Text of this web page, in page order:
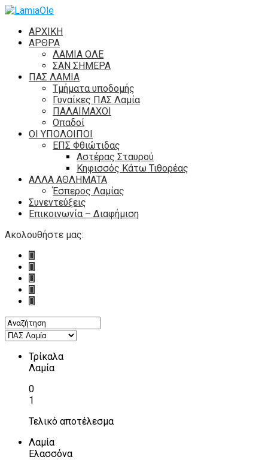
ΑΡΧΙΚΗ
ΑΡΘΡΑ
ΛΑΜΙΑ ΟΛΕ
ΣΑΝ ΣΗΜΕΡΑ
ΠΑΣ ΛΑΜΙΑ
Τμήματα υποδομής
Γυναίκες ΠΑΣ Λαμία
ΠΑΛΑΙΜΑΧΟΙ
Οπαδοί
ΟΙ ΥΠΟΛΟΙΠΟΙ
ΕΠΣ Φθιώτιδας
Αστέρας Σταυρού
Κηφισσός Κάτω Τιθορέας
ΑΛΛΑ ΑΘΛΗΜΑΤΑ
Έσπερος Λαμίας
Συνεντεύξεις
Επικοινωνία – Διαφήμιση
Ακολουθήστε μας:
Τρίκαλα
Λαμία
0
1
Τελικό αποτέλεσμα
Λαμία
Ελασσόνα